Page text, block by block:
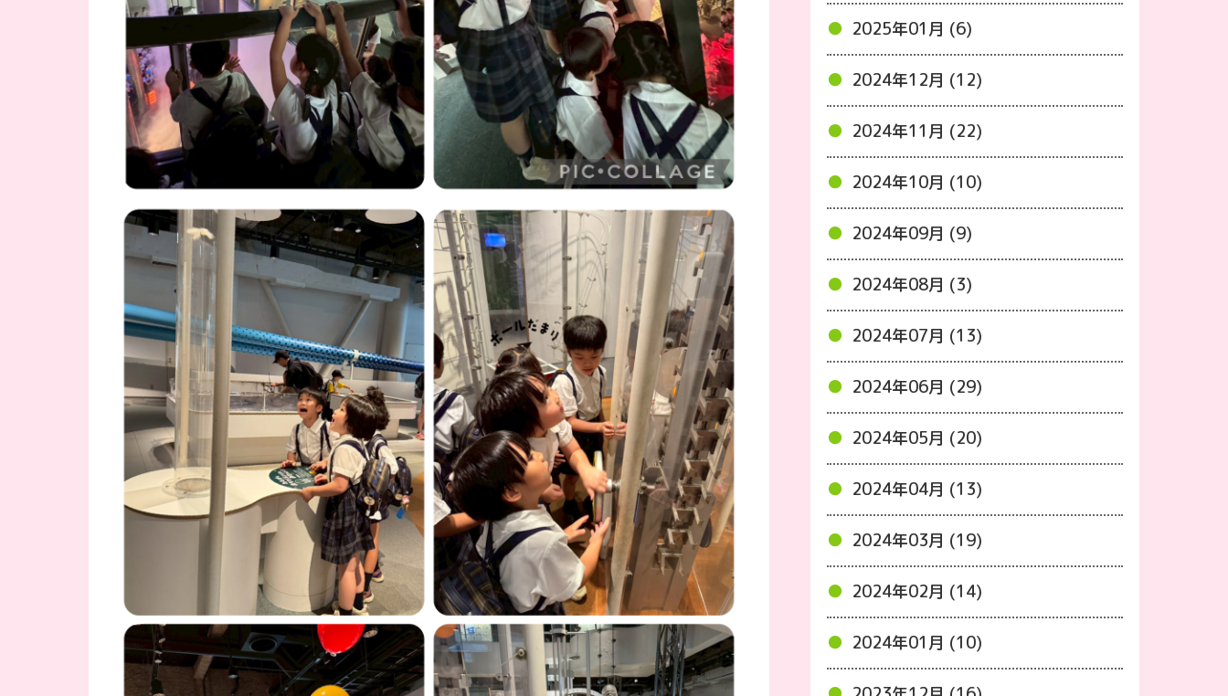
2025年01月 (6)
2024年12月 (12)
2024年11月 (22)
2024年10月 (10)
2024年09月 (9)
2024年08月 (3)
2024年07月 (13)
2024年06月 (29)
2024年05月 (20)
2024年04月 (13)
2024年03月 (19)
2024年02月 (14)
2024年01月 (10)